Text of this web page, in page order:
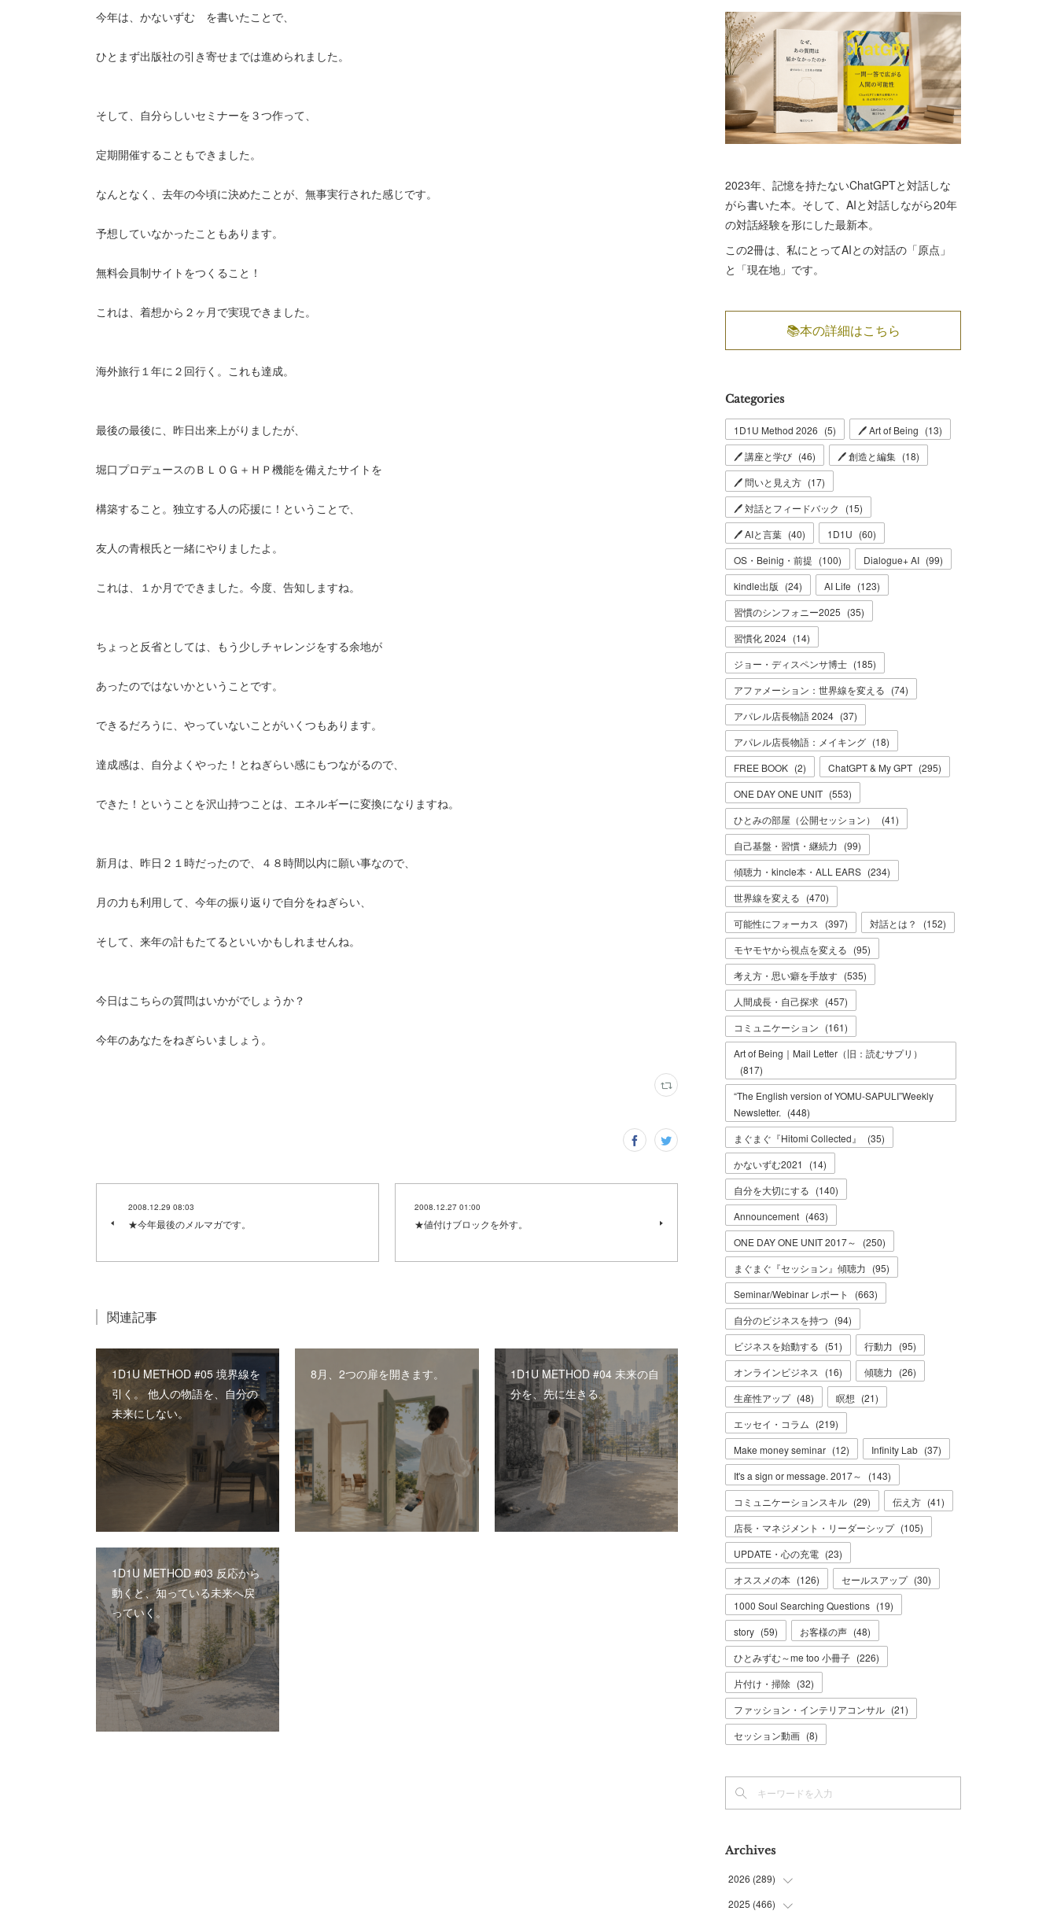
今年は、かないずむ を書いたことで、
ひとまず出版社の引き寄せまでは進められました。
そして、自分らしいセミナーを３つ作って、
定期開催することもできました。
なんとなく、去年の今頃に決めたことが、無事実行された感じです。
予想していなかったこともあります。
無料会員制サイトをつくること！
これは、着想から２ヶ月で実現できました。
海外旅行１年に２回行く。これも達成。
最後の最後に、昨日出来上がりましたが、
堀口プロデュースのＢＬＯＧ＋ＨＰ機能を備えたサイトを
構築すること。独立する人の応援に！ということで、
友人の青根氏と一緒にやりましたよ。
これは、１か月でできました。今度、告知しますね。
ちょっと反省としては、もう少しチャレンジをする余地が
あったのではないかということです。
できるだろうに、やっていないことがいくつもあります。
達成感は、自分よくやった！とねぎらい感にもつながるので、
できた！ということを沢山持つことは、エネルギーに変換になりますね。
新月は、昨日２１時だったので、４８時間以内に願い事なので、
月の力も利用して、今年の振り返りで自分をねぎらい、
そして、来年の計もたてるといいかもしれませんね。
今日はこちらの質問はいかがでしょうか？
今年のあなたをねぎらいましょう。
2008.12.29 08:03
★今年最後のメルマガです。
2008.12.27 01:00
★値付けブロックを外す。
関連記事
1D1U METHOD #05 境界線を
引く。 他人の物語を、自分の
未来にしない。
8月、2つの扉を開きます。
1D1U METHOD #04 未来の自
分を、先に生きる。
1D1U METHOD #03 反応から
動くと、知っている未来へ戻
っていく。
2023年、記憶を持たないChatGPTと対話しな
がら書いた本。そして、AIと対話しながら20年
の対話経験を形にした最新本。
この2冊は、私にとってAIとの対話の「原点」
と「現在地」です。
📚本の詳細はこちら
Categories
1D1U Method 2026 (5) 🖊 Art of Being (13)
🖊 講座と学び (46) 🖊 創造と編集 (18)
🖊 問いと見え方 (17)
🖊 対話とフィードバック
(15)
🖊 AIと言葉 (40) 1D1U (60)
OS・Beinig・前提 (100) Dialogue+ AI (99)
kindle出版 (24) AI Life (123)
習慣のシンフォニー2025 (35)
習慣化 2024 (14)
ジョー・ディスペンサ博士 (185)
アファメーション：世界線を変える (74)
アパレル店長物語 2024 (37)
アパレル店長物語：メイキング (18)
FREE BOOK (2) ChatGPT & My GPT (295)
ONE DAY ONE UNIT (553)
ひとみの部屋（公開セッション）
(41)
自己基盤・習慣・継続力 (99)
傾聴力・kincle本・ALL EARS (234)
世界線を変える (470)
可能性にフォーカス
(397) 対話とは？ (152)
モヤモヤから視点を変える (95)
考え方・思い癖を手放す (535)
人間成長・自己探求 (457)
コミュニケーション (161)
Art of Being｜Mail Letter（旧：読むサプリ）
(817)
“The English version of YOMU-SAPULI”Weekly
Newsletter. (448)
まぐまぐ『Hitomi Collected』
(35)
かないずむ2021
(14)
自分を大切にする (140)
Announcement (463)
ONE DAY ONE UNIT 2017～
(250)
まぐまぐ『セッション』傾聴力 (95)
Seminar/Webinar レポート
(663)
自分のビジネスを持つ (94)
ビジネスを始動する (51) 行動力 (95)
オンラインビジネス
(16) 傾聴力 (26)
生産性アップ (48) 瞑想 (21)
エッセイ・コラム (219)
Make money seminar (12) Infinity Lab (37)
It's a sign or message. 2017～
(143)
コミュニケーションスキル (29) 伝え方 (41)
店長・マネジメント・リーダーシップ (105)
UPDATE・心の充電 (23)
オススメの本 (126) セールスアップ (30)
1000 Soul Searching Questions (19)
story (59) お客様の声 (48)
ひとみずむ～me too 小冊子 (226)
片付け・掃除 (32)
ファッション・インテリアコンサル (21)
セッション動画 (8)
Archives
2026 (289)
(10
2025 (466)